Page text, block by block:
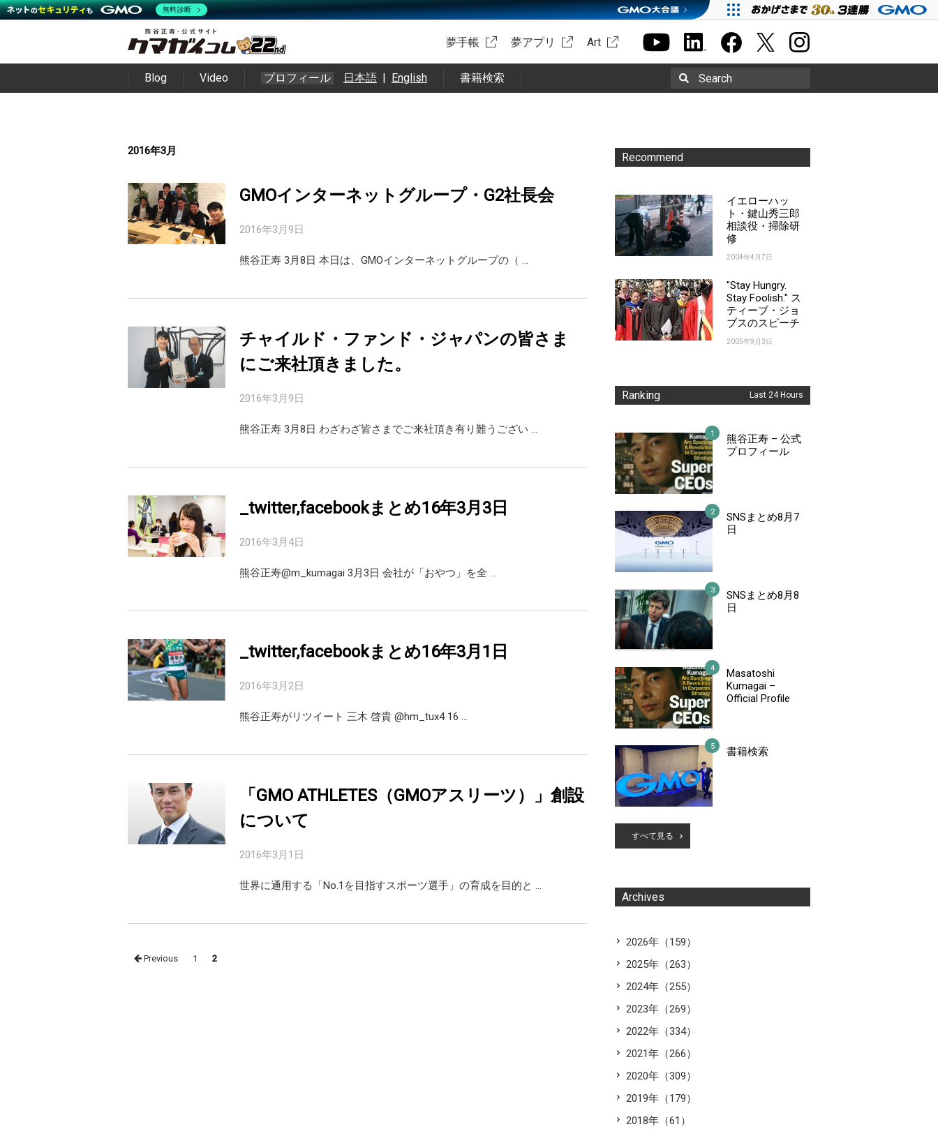
夢手帳 夢アプリ Art
Blog Video プロフィール 日本語 | English 書籍検索 Search
2016年3月
GMOインターネットグループ・G2社長会
2016年3月9日
熊谷正寿 3月8日 本日は、GMOインターネットグループの（ …
チャイルド・ファンド・ジャパンの皆さま
にご来社頂きました。
2016年3月9日
熊谷正寿 3月8日 わざわざ皆さまでご来社頂き有り難うござい …
_twitter,facebookまとめ16年3月3日
2016年3月4日
熊谷正寿@m_kumagai 3月3日 会社が「おやつ」を全 …
_twitter,facebookまとめ16年3月1日
2016年3月2日
熊谷正寿がリツイート 三木 啓貴 ‏@hm_tux4 16 …
「GMO ATHLETES（GMOアスリーツ）」創設
について
2016年3月1日
世界に通用する「No.1を目指すスポーツ選手」の育成を目的と …
PostsPrevious 1 2
Recommend
イエローハッ
ト・鍵山秀三郎
相談役・掃除研
修
2004年4月7日
"Stay Hungry.
Stay Foolish." ス
ティーブ・ジョ
ブスのスピーチ
2005年9月3日
Ranking Last 24 Hours
熊谷正寿 – 公式
プロフィール
SNSまとめ8月7
日
SNSまとめ8月8
日
Masatoshi
Kumagai –
Official Profile
書籍検索
すべて見る
Archives
2026年（159）
2025年（263）
2024年（255）
2023年（269）
2022年（334）
2021年（266）
2020年（309）
2019年（179）
2018年（61）
無料診断